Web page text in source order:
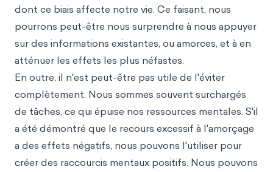
dont ce biais affecte notre vie. Ce faisant, nous
pourrons peut-être nous surprendre à nous appuyer
sur des informations existantes, ou amorces, et à en
atténuer les effets les plus néfastes.
En outre, il n'est peut-être pas utile de l'éviter
complètement. Nous sommes souvent surchargés
de tâches, ce qui épuise nos ressources mentales. S'il
a été démontré que le recours excessif à l'amorçage
a des effets négatifs, nous pouvons l'utiliser pour
créer des raccourcis mentaux positifs. Nous pouvons